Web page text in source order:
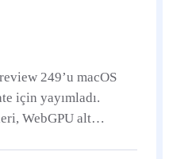
249’u macOS
için yayımladı.
WebGPU alt